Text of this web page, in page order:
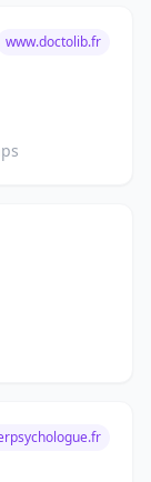
www.doctolib.fr